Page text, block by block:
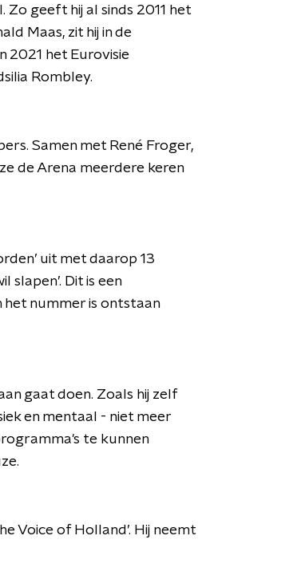
geeft hij al sinds 2011 het
Maas, zit hij in de
2021 het Eurovisie
Rombley.
Samen met René Froger,
de Arena meerdere keren
uit met daarop 13
slapen’. Dit is een
het nummer is ontstaan
gaat doen. Zoals hij zelf
en mentaal - niet meer
te kunnen
Voice of Holland’. Hij neemt